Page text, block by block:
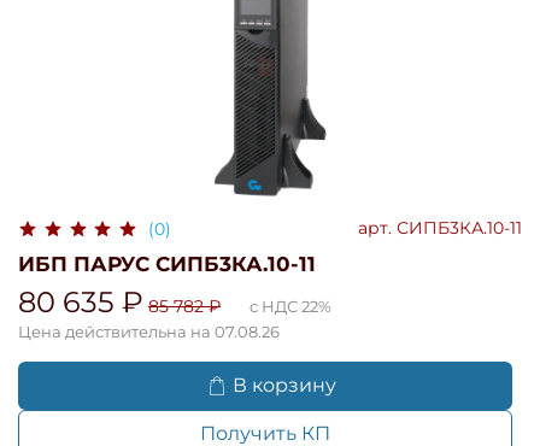
(0) арт. СИПБ3КА.10-11
ИБП ПАРУС СИПБ3КА.10-11
80 635 ₽ 85 782 ₽
с НДС 22%
Цена действительна на 07.08.26
В корзину
Получить КП